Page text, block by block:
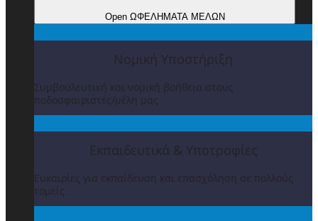
Open ΩΦΕΛΗΜΑΤΑ ΜΕΛΩΝ
Νομική Υποστήριξη
Συμβουλευτική και νομική βοήθεια στους
ποδοσφαιριστές/μέλη μας
Εκπαιδευτικά & Υποτροφίες
Ευκαιρίες για εκπαίδευση και επασχόληση σε πολλούς
τομείς